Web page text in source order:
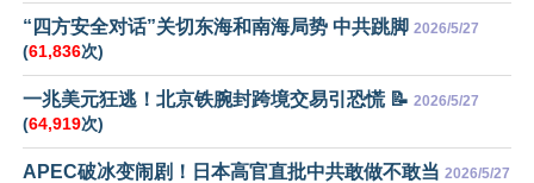
“四方安全对话”关切东海和南海局势 中共跳脚 2026/5/27
(61,836次)
一兆美元狂逃！北京铁腕封跨境交易引恐慌 📝 2026/5/27
(64,919次)
APEC破冰变闹剧！日本高官直批中共敢做不敢当 2026/5/27